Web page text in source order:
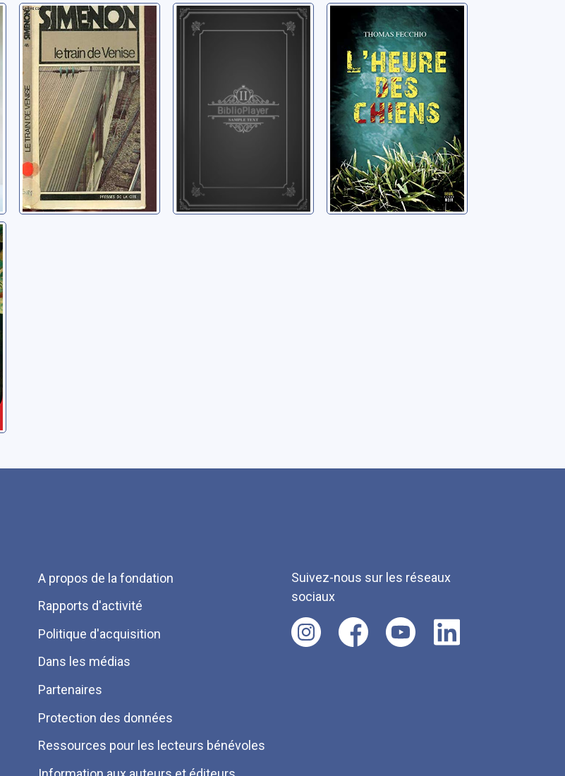
Le train de
Venise
Simenon, Georges
Les Autres
L'heure des
chiens
Fecchio, Thomas
Menu
Pied
de
page
A propos de la fondation
Rapports d'activité
Politique d'acquisition
Dans les médias
Partenaires
Protection des données
Ressources pour les lecteurs bénévoles
Suivez-nous sur les réseaux
sociaux